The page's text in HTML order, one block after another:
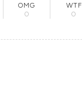
OMG
0
WTF
0